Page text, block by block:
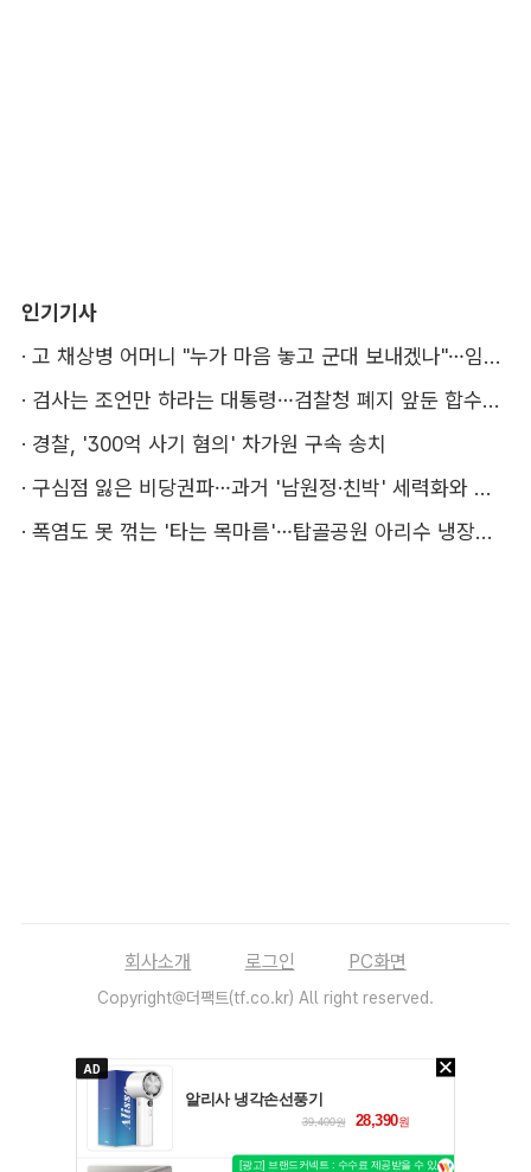
인기기사
·
고 채상병 어머니 "누가 마음 놓고 군대 보내겠나"…임성근 징역 3년에 분통
·
검사는 조언만 하라는 대통령…검찰청 폐지 앞둔 합수본 '딜레마'
· 경찰, '300억 사기 혐의' 차가원 구속 송치
·
구심점 잃은 비당권파…과거 '남원정·친박' 세력화와 다른 점은
·
폭염도 못 꺾는 '타는 목마름'…탑골공원 아리수 냉장고 가보니
회사소개 로그인 PC화면
Copyright@더팩트(tf.co.kr) All right reserved.
AD